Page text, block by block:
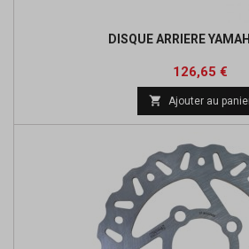
DISQUE ARRIERE
Prix
126,65 €Prix
de
 Ajouter au